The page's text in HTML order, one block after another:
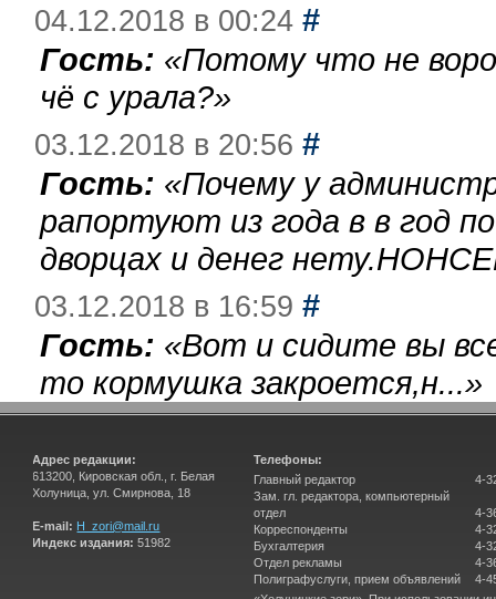
04.12.2018 в 00:24 #
Гость: «Потому что не
чё с урала?»
03.12.2018 в 20:56 #
Гость: «Почему у
рапортуют из года в в год
дворцах и денег
03.12.2018 в 16:59 #
Гость: «Вот и сидите вы
то кормушка закроется,н...»
Адрес редакции:
613200, Кировская обл., г. Белая
Холуница, ул. Смирнова, 18
E-mail: H_zori@mail.ru
Индекс издания: 51982
Телефоны:
Главный редактор
Зам. гл. редактора, компьютерный
отдел
Корреспонденты
Бухгалтерия
Отдел рекламы
Полиграфуслуги, прием объявлений
4-
4-
4-
4-
4-
4-